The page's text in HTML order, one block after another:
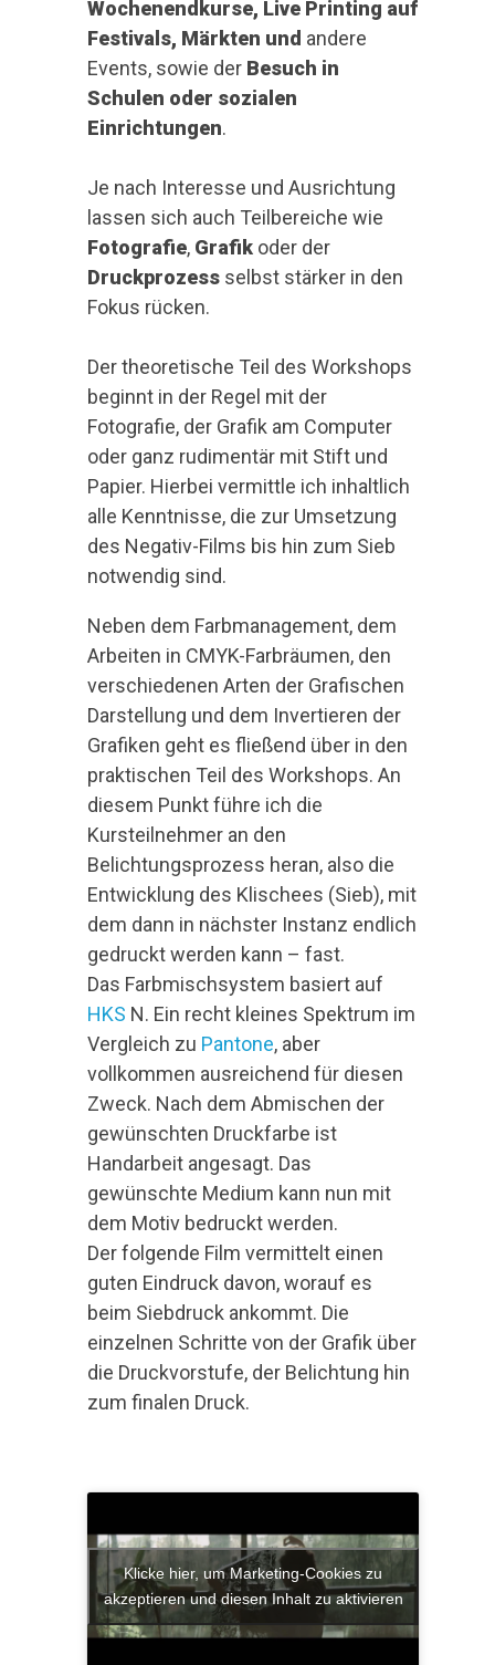
Wochenendkurse, Live Printing auf
Festivals, Märkten und andere
Events, sowie der Besuch in
Schulen oder sozialen
Einrichtungen.
Je nach Interesse und Ausrichtung
lassen sich auch Teilbereiche wie
Fotografie, Grafik oder der
Druckprozess selbst stärker in den
Fokus rücken.
Der theoretische Teil des Workshops
beginnt in der Regel mit der
Fotografie, der Grafik am Computer
oder ganz rudimentär mit Stift und
Papier. Hierbei vermittle ich inhaltlich
alle Kenntnisse, die zur Umsetzung
des Negativ-Films bis hin zum Sieb
notwendig sind.
Neben dem Farbmanagement, dem
Arbeiten in CMYK-Farbräumen, den
verschiedenen Arten der Grafischen
Darstellung und dem Invertieren der
Grafiken geht es fließend über in den
praktischen Teil des Workshops. An
diesem Punkt führe ich die
Kursteilnehmer an den
Belichtungsprozess heran, also die
Entwicklung des Klischees (Sieb), mit
dem dann in nächster Instanz endlich
gedruckt werden kann – fast.
Das Farbmischsystem basiert auf
HKS N. Ein recht kleines Spektrum im
Vergleich zu Pantone, aber
vollkommen ausreichend für diesen
Zweck. Nach dem Abmischen der
gewünschten Druckfarbe ist
Handarbeit angesagt. Das
gewünschte Medium kann nun mit
dem Motiv bedruckt werden.
Der folgende Film vermittelt einen
guten Eindruck davon, worauf es
beim Siebdruck ankommt. Die
einzelnen Schritte von der Grafik über
die Druckvorstufe, der Belichtung hin
zum finalen Druck.
Klicke hier, um Marketing-Cookies zu
akzeptieren und diesen Inhalt zu aktivieren